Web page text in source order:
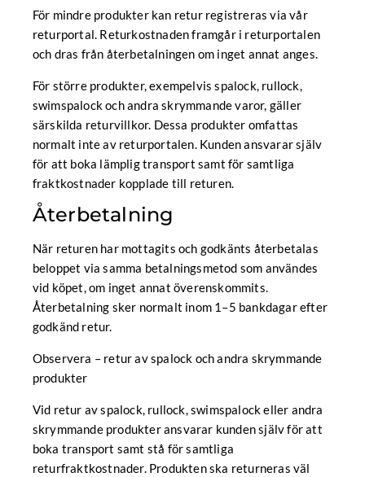
För mindre produkter kan retur registreras via vår
returportal. Returkostnaden framgår i returportalen
och dras från återbetalningen om inget annat anges.
För större produkter, exempelvis spalock, rullock,
swimspalock och andra skrymmande varor, gäller
särskilda returvillkor. Dessa produkter omfattas
normalt inte av returportalen. Kunden ansvarar själv
för att boka lämplig transport samt för samtliga
fraktkostnader kopplade till returen.
Återbetalning
När returen har mottagits och godkänts återbetalas
beloppet via samma betalningsmetod som användes
vid köpet, om inget annat överenskommits.
Återbetalning sker normalt inom 1–5 bankdagar efter
godkänd retur.
Observera – retur av spalock och andra skrymmande
produkter
Vid retur av spalock, rullock, swimspalock eller andra
skrymmande produkter ansvarar kunden själv för att
boka transport samt stå för samtliga
returfraktkostnader. Produkten ska returneras väl